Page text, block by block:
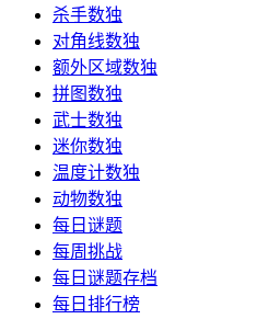
杀手数独
对角线数独
额外区域数独
拼图数独
武士数独
迷你数独
温度计数独
动物数独
每日谜题
每周挑战
每日谜题存档
每日排行榜